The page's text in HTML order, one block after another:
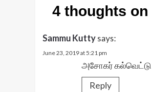
4 thoughts on
Sammu Kuttysays:
June 23, 2019 at 5:21 pm
அசோகர் கல்வெட்டு
Reply